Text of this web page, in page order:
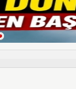
Tarafından